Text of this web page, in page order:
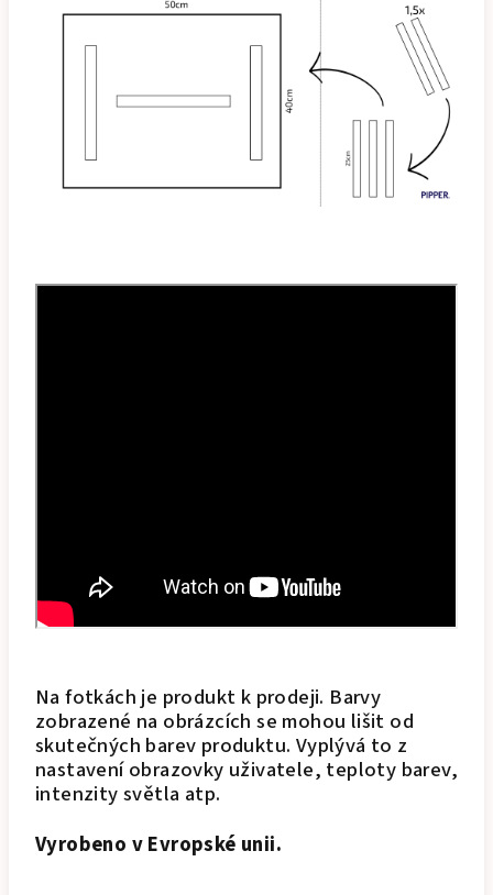
Na fotkách je produkt k prodeji. Barvy
zobrazené na obrázcích se mohou lišit od
skutečných barev produktu. Vyplývá to z
nastavení obrazovky uživatele, teploty barev,
intenzity světla atp.
Vyrobeno v Evropské unii.